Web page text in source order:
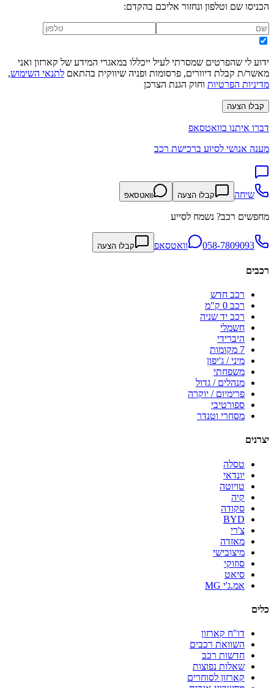
הכניסו שם וטלפון ונחזור אליכם בהקדם:
ידוע לי שהפרטים שמסרתי לעיל ייכללו במאגרי המידע של קארזון ואני
מאשר/ת קבלת דיוורים, פרסומות ופניה שיווקית בהתאם לתנאי השימוש,
מדיניות הפרטיות וחוק הגנת הצרכן
קבלו הצעה
דברו איתנו בוואטסאפ
מענה אנושי לסיוע ברכישת רכב
שיחה קבלו הצעה וואטסאפ
מחפשים רכב? נשמח לסייע
058-7809093 וואטסאפ קבלו הצעה
רכבים
רכב חדש
רכב 0 ק"מ
רכב יד שניה
חשמלי
היברידי
7 מקומות
מיני / ג'יפון
משפחתי
מנהלים / גדול
פרימיום / יוקרה
ספורטיבי
מסחרי וטנדר
יצרנים
טסלה
יונדאי
טויוטה
קיה
סקודה
BYD
צ'רי
מאזדה
מיצובישי
סוזוקי
סיאט
אמ.ג'י MG
כלים
דו"ח קארזון
השוואת רכבים
חדשות רכב
שאלות נפוצות
קארזון לסוחרים